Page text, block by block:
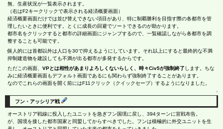
無、生産状況が一覧表示されます。
（右はF2キークリックで表示される経済概要画面）
経済概要画面だけでは並び替えできない項目があり、特に制覇勝利を目指す際の各都市を管
理したいときに便利です。とくに成長の回避でソートできるのが助かります。
都市名をクリックすると都市の詳細画面にジャンプするので、一覧確認しながら各都市を調
整することも可能です。
個人的には首都以外は人口を30で抑えるようにしています。それ以上にすると最終的な不満
抑制建造物を建設しても不満が出る都市が多発するからです。
ただこの画面、 VPとは相性があまりよろしくないらしく、時々Civ5が強制終了 します。ちな
みに経済概要画面もデフォルト画面であるにも関わらず強制終了することがあります。
なのでこれらの画面を開く前にはF11クリック（クイックセーブ）するようになりました。
↑
フン・アッシリア戦
オーストリア戦線に投入したユニットを急ぎフン国境に戻し、394ターンに宣戦布告。
が、国境を接した都市国家と同盟してからすべきでした。フンは積極的に外交ユニットを生